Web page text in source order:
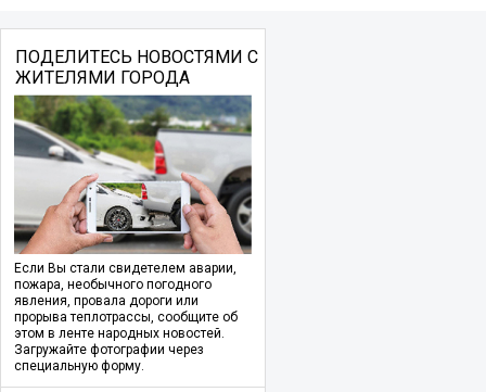
ПОДЕЛИТЕСЬ НОВОСТЯМИ С
ЖИТЕЛЯМИ ГОРОДА
Если Вы стали свидетелем аварии,
пожара, необычного погодного
явления, провала дороги или
прорыва теплотрассы, сообщите об
этом в ленте народных новостей.
Загружайте фотографии через
специальную форму.